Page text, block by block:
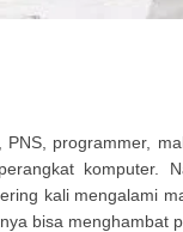
programmer,
komputer.
kali mengalami
bisa menghambat